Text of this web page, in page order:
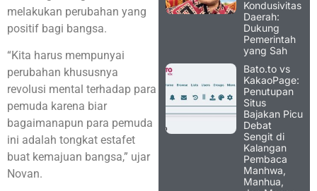
melakukan perubahan yang
positif bagi bangsa.
“Kita harus mempunyai
perubahan khususnya
revolusi mental terhadap para
pemuda karena biar
bagaimanapun para pemuda
ini adalah tongkat estafet
buat kemajuan bangsa,” ujar
Novan.
Kondusivitas
Daerah:
Dukung
Pemerintah
yang Sah
Bato.to vs
KakaoPage:
Penutupan
Situs
Bajakan Picu
Debat
Sengit di
Kalangan
Pembaca
Manhwa,
Manhua,